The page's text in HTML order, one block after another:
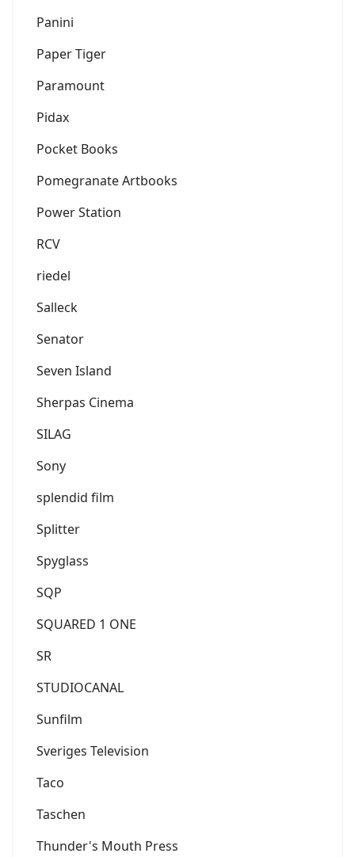
Panini
Paper Tiger
Paramount
Pidax
Pocket Books
Pomegranate Artbooks
Power Station
RCV
riedel
Salleck
Senator
Seven Island
Sherpas Cinema
SILAG
Sony
splendid film
Splitter
Spyglass
SQP
SQUARED 1 ONE
SR
STUDIOCANAL
Sunfilm
Sveriges Television
Taco
Taschen
Thunder's Mouth Press